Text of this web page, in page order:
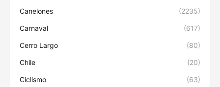
Canelones (2235)
Carnaval (617)
Cerro Largo (80)
Chile (20)
Ciclismo (63)